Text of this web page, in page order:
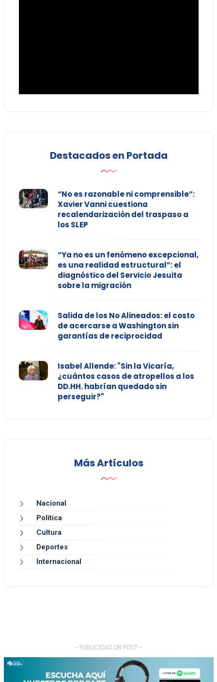
Destacados en Portada
“No es razonable ni comprensible”:
Xavier Vanni cuestiona
recalendarización del traspaso a
los SLEP
“Ya no es un fenómeno excepcional,
es una realidad estructural”: el
diagnóstico del Servicio Jesuita
sobre la migración
Salida de los No Alineados: el costo
de acercarse a Washington sin
garantías de reciprocidad
Isabel Allende: "Sin la Vicaría,
¿cuántos casos de atropellos a los
DD.HH. habrían quedado sin
perseguir?"
Más Artículos
Nacional
Política
Cultura
Deportes
Internacional
- PUBLICIDAD ON POST -